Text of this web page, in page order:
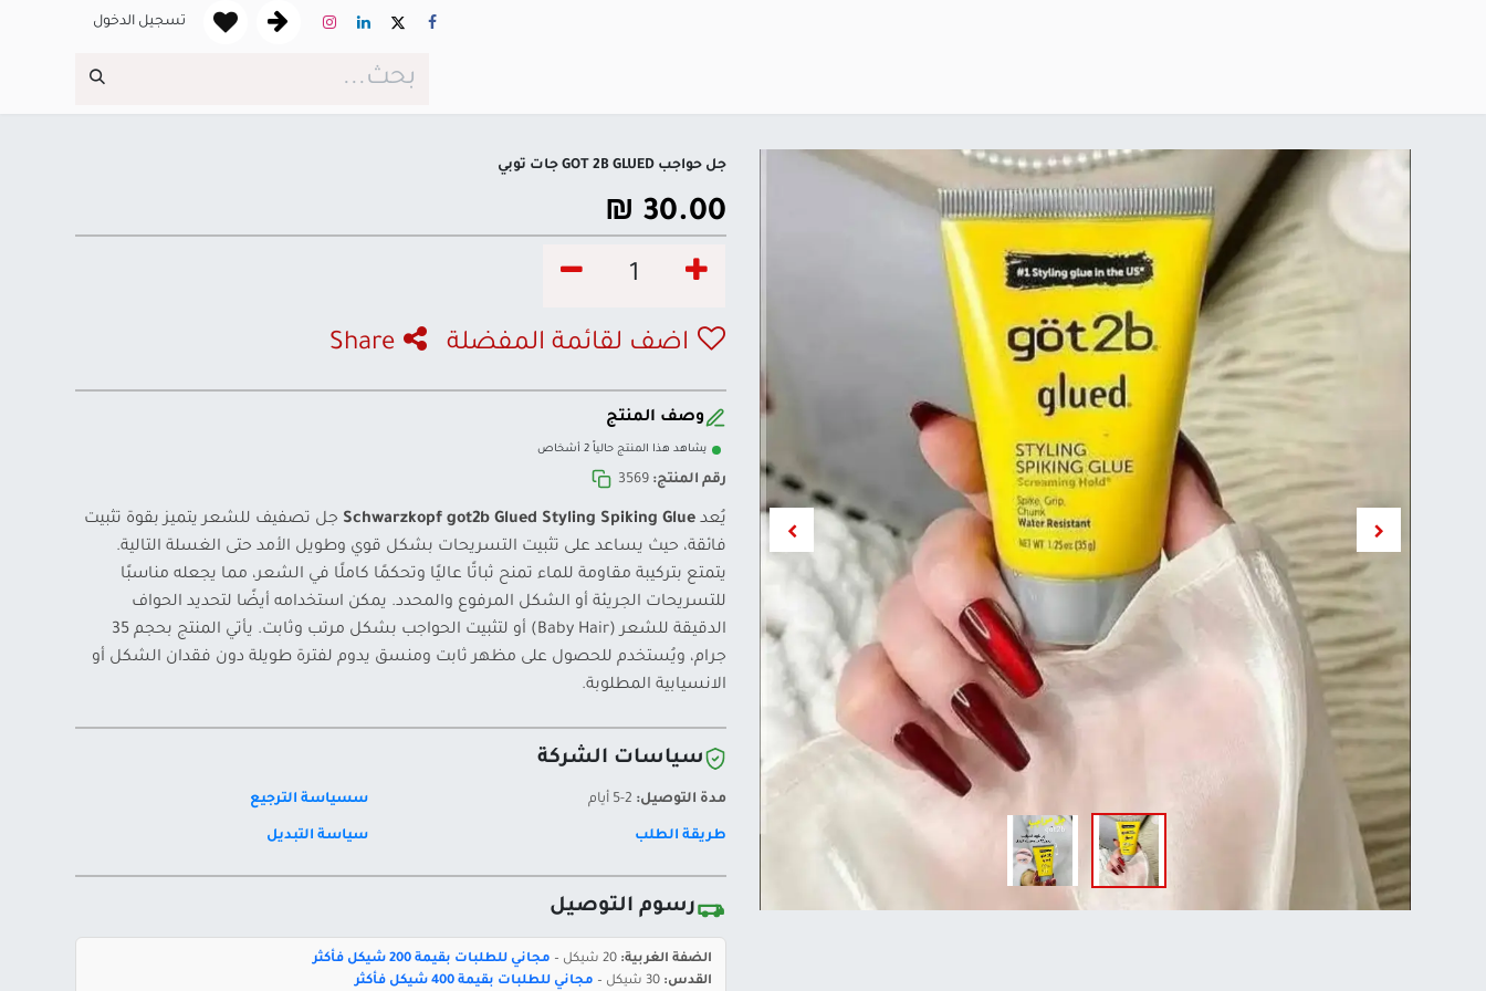
تسجيل الدخول
جل حواجب GOT 2B GLUED جات توبي
30.00
₪
اضف لقائمة المفضلة Share
وصف المنتج
يشاهد هذا المنتج حالياً 2 أشخاص
رقم المنتج: 3569
يُعد Schwarzkopf got2b Glued Styling Spiking Glue جل تصفيف للشعر يتميز بقوة تثبيت
فائقة، حيث يساعد على تثبيت التسريحات بشكل قوي وطويل الأمد حتى الغسلة التالية.
يتمتع بتركيبة مقاومة للماء تمنح ثباتًا عاليًا وتحكمًا كاملًا في الشعر، مما يجعله مناسبًا
للتسريحات الجريئة أو الشكل المرفوع والمحدد. يمكن استخدامه أيضًا لتحديد الحواف
الدقيقة للشعر (Baby Hair) أو لتثبيت الحواجب بشكل مرتب وثابت. يأتي المنتج بحجم 35
جرام، ويُستخدم للحصول على مظهر ثابت ومنسق يدوم لفترة طويلة دون فقدان الشكل أو
الانسيابية المطلوبة.
سياسات الشركة
مدة التوصيل: سسياسة الترجيع
طريقة الطلب سياسة التبديل
رسوم التوصيل
الضفة الغربية:
مجاني للطلبات بقيمة 200 شيكل فأكثر
القدس:
مجاني للطلبات بقيمة 400 شيكل فأكثر